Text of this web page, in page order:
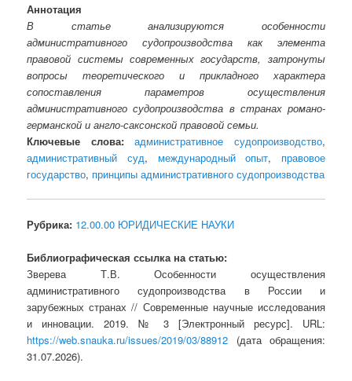
Аннотация
В статье анализируются особенности
административного судопроизводства как элемента
правовой системы современных государств, затронуты
вопросы теоретического и прикладного характера
сопоставления параметров осуществления
административного судопроизводства в странах романо-
германской и англо-саксонской правовой семьи.
Ключевые слова:
административное судопроизводство,
административный суд, международный опыт, правовое
государство, принципы административного судопроизводства
Рубрика: 12.00.00 ЮРИДИЧЕСКИЕ НАУКИ
Библиографическая ссылка на статью:
Зверева Т.В. Особенности осуществления
административного судопроизводства в России и
зарубежных странах // Современные научные исследования
и инновации. 2019. № 3 [Электронный ресурс]. URL:
https://web.snauka.ru/issues/2019/03/88912 (дата обращения:
31.07.2026).